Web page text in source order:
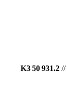
//
50 931.2 K3